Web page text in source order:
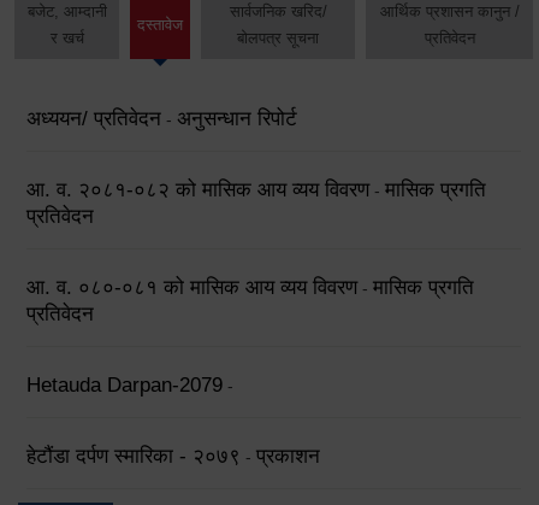
बजेट, आम्दानी
र खर्च
दस्तावेज
सार्वजनिक खरिद/
बोलपत्र सूचना
आर्थिक प्रशासन कानुन /
प्रतिवेदन
अध्ययन/ प्रतिवेदन - अनुसन्धान रिपोर्ट
आ. व. २०८१-०८२ को मासिक आय व्यय विवरण - मासिक प्रगति
प्रतिवेदन
आ. व. ०८०-०८१ को मासिक आय व्यय विवरण - मासिक प्रगति
प्रतिवेदन
Hetauda Darpan-2079 -
हेटौंडा दर्पण स्मारिका - २०७९ - प्रकाशन